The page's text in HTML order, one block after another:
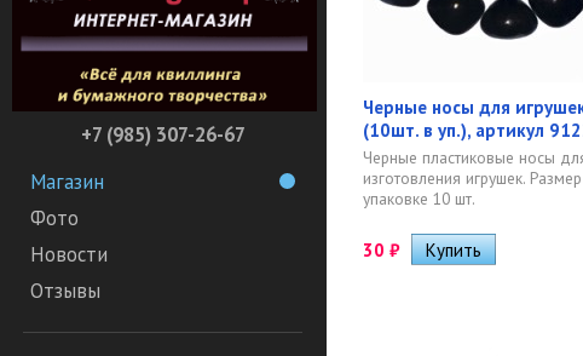
+7 (985) 307-26-67
Магазин
Фото
Новости
Отзывы
Черные носы для
(10шт. в уп.), артикул
Черные пластиковые носы
изготовления игрушек.
упаковке 10 шт.
30 ₽